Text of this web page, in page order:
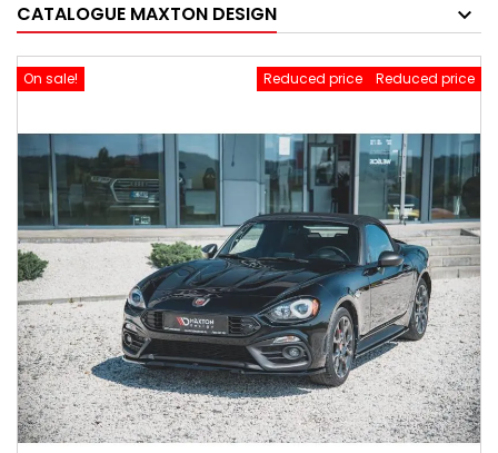
CATALOGUE MAXTON DESIGN
On sale! Reduced price
Reduced price